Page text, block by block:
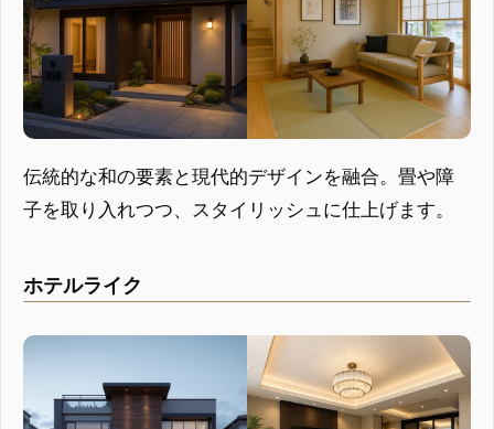
伝統的な和の要素と現代的デザインを融合。畳や障
子を取り入れつつ、スタイリッシュに仕上げます。
ホテルライク